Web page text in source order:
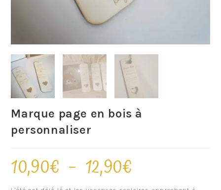
Marque page en bois à
personnaliser
10,90€ – 12,90€